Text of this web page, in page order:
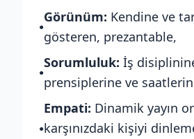
●
Görünüm: Kendine ve
gösteren, prezantable,
●
Sorumluluk: İş
prensiplerine ve
●
Empati: Dinamik yayın
karşınızdaki kişiyi